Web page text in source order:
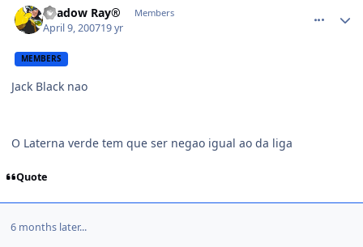
Shadow Ray® Members
April 9, 200719 yr
MEMBERS
Jack Black nao
O Laterna verde tem que ser negao igual ao da liga
Quote
6 months later...